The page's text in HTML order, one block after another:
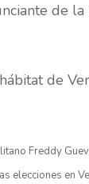
de la
de
Freddy
elecciones en